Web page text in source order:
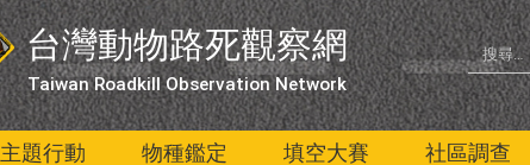
台灣動物路死觀察網
Taiwan Roadkill Observation Network
主題行動 物種鑑定 填空大賽 社區調查